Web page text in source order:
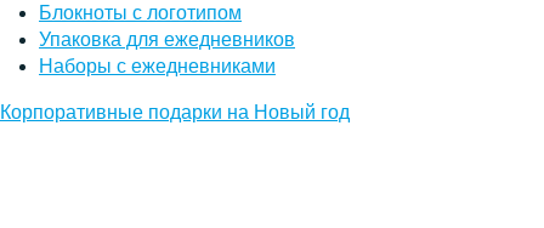
Блокноты с логотипом
Упаковка для ежедневников
Наборы с ежедневниками
Корпоративные подарки на Новый год